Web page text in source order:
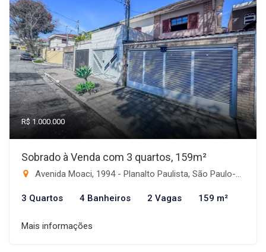
R$ 1.000.000
Sobrado à Venda com 3 quartos, 159m²
Avenida Moaci, 1994 - Planalto Paulista, São Paulo-SP
3 Quartos 4 Banheiros 2 Vagas 159 m²
Mais informações